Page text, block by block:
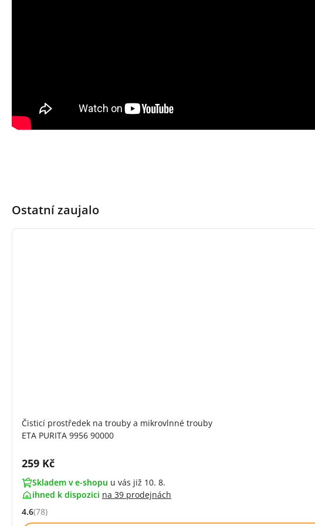
Ostatní zaujalo
Čisticí prostředek na trouby a mikrovlnné trouby
ETA PURITA 9956 90000
Cena s DPH:
259 Kč
Skladem v e-shopu u vás již 10. 8.
ihned k dispozici na 39 prodejnách
Hodnocení: 4.6 z 5 (78 recenzí)
4.6(78)